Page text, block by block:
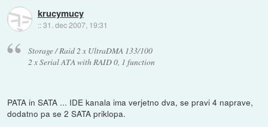
krucymucy
::31. dec 2007, 19:31
Storage / Raid 2 x UltraDMA 133/100
2 x Serial ATA with RAID 0, 1 function
PATA in SATA ... IDE kanala ima verjetno dva, se pravi 4 naprave,
dodatno pa se 2 SATA priklopa.